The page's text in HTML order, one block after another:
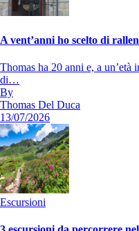
A vent’anni ho scelto di
Thomas ha 20 anni e, a un’età
di…
By
Thomas Del Duca
13/07/2026
Escursioni